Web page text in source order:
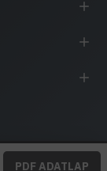
PDF ADATLAP
Háza